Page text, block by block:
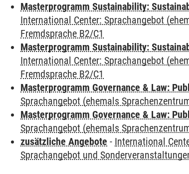
Masterprogramm Sustainability:
International Center: Sprachangebot
Fremdsprache B2/C1
Masterprogramm Sustainability:
International Center: Sprachangebot
Fremdsprache B2/C1
Masterprogramm Governance & Law:
Sprachangebot (ehemals
Masterprogramm Governance & Law:
Sprachangebot (ehemals
zusätzliche Angebote - International
Sprachangebot und